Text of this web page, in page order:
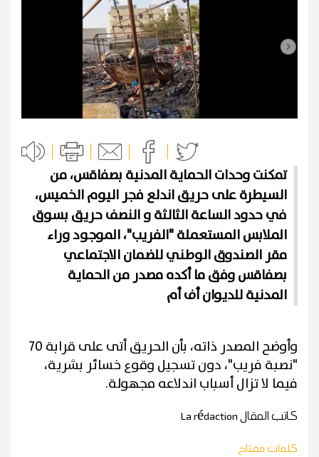
تمكنت وحدات الحماية المدنية بصفاقس، من
السيطرة على حريق اندلع فجر اليوم الخميس،
في حدود الساعة الثالثة و النصف حريق بسوق
الملابس المستعملة "الفريب"، الموجود وراء
مقر الصندوق الوطني للضمان الاجتماعي
بصفاقس وفق ما أكده مصدر من الحماية
المدنية للديوان أف أم
وأوضح المصدر ذاته، بأن الحريق أتى على قرابة 70
"نصبة فريب"، دون تسجيل وقوع خسائر بشرية،
فيما لا تزال أسباب اندلاعه مجهولة.
كاتب المقالLa rédaction
كلمات مفتاح